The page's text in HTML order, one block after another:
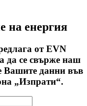
на енергия
от EVN
да се свърже наш
Вашите данни във
„Изпрати“.